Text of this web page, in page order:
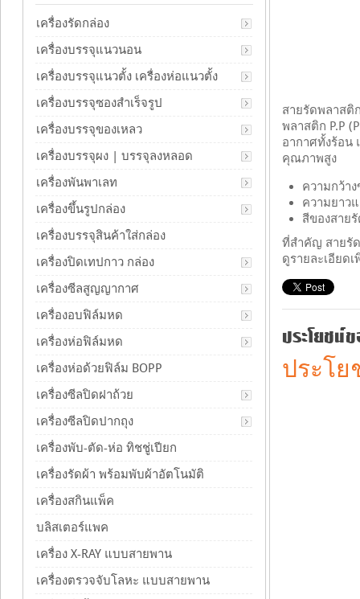
สายรัดพลาสติ
พลาสติก P.P
อากาศทั้งร้อน
คุณภาพสูง
ความกว้า
ความยาว
สีของสาย
ที่สำคัญ สายรั
ดูรายละเอียด
ประโยชน์
ประโย
เครื่องรัดกล่อง
เครื่องบรรจุแนวนอน
เครื่องบรรจุแนวตั้ง เครื่องห่อแนวตั้ง
เครื่องบรรจุซองสำเร็จรูป
เครื่องบรรจุของเหลว
เครื่องบรรจุผง | บรรจุลงหลอด
เครื่องพันพาเลท
เครื่องขึ้นรูปกล่อง
เครื่องบรรจุสินค้าใส่กล่อง
เครื่องปิดเทปกาว กล่อง
เครื่องซีลสูญญากาศ
เครื่องอบฟิล์มหด
เครื่องห่อฟิล์มหด
เครื่องห่อด้วยฟิล์ม BOPP
เครื่องซีลปิดฝาถ้วย
เครื่องซีลปิดปากถุง
เครื่องพับ-ตัด-ห่อ ทิชชู่เปียก
เครื่องรัดผ้า พร้อมพับผ้าอัตโนมัติ
เครื่องสกินแพ็ค
บลิสเตอร์แพค
เครื่อง X-RAY แบบสายพาน
เครื่องตรวจจับโลหะ แบบสายพาน